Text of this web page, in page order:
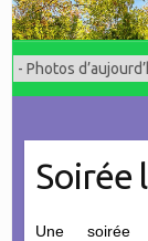
Soirée
Une soirée